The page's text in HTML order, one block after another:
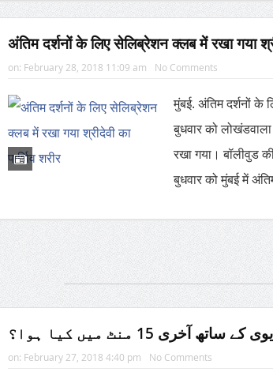
अंतिम दर्शनों के लिए सेलिब्रेशन क्लब में रखा गया
on: February 28, 2018 11:09 am No Comments
मुंबई. अंतिम दर्शनों के
बुधवार को
रखा गया। बॉलीवुड
बुधवार को मुंबई में
آخری 15 منٹ میں کیا ہوا؟
on: February 27, 2018 4:40 pm No Comments